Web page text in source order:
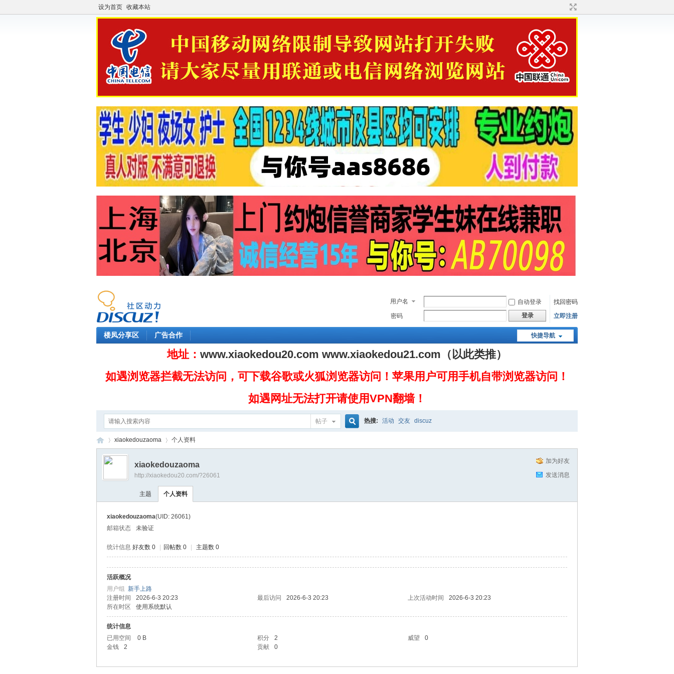
设为首页 收藏本站
用户名 自动登录
找回密码
密码
登录 立即注册
快捷导航
楼凤分享区 广告合作
地址： www.xiaokedou20.com www.xiaokedou21.com （以此类推）
如遇浏览器拦截无法访问，可下载谷歌或火狐浏览器访问！苹果用户可用手机自带浏览器访问！
如遇网址无法打开请使用VPN翻墙！
帖子 热搜: 活动 交友 discuz
›
xiaokedouzaoma 个人资料
加为好友
发送消息
xiaokedouzaoma
http://xiaokedou20.com/?26061
主题 个人资料
xiaokedouzaoma(UID: 26061)
邮箱状态
未验证
统计信息 好友数 0 回帖数 0 主题数 0
活跃概况
用户组 新手上路
注册时间
2026-6-3 20:23 最后访问 2026-6-3 20:23 上次活动时间
2026-6-3 20:23
所在时区
使用系统默认
统计信息
已用空间
0 B 积分 2 威望
0
金钱
2 贡献 0